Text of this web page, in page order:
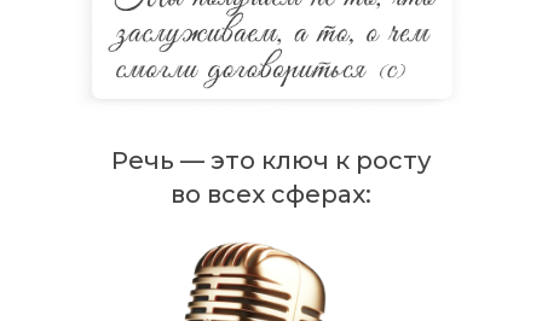
Речь — это ключ к росту
во всех сферах: